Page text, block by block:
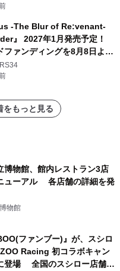
-The Blur of Re:venant-
』 2027年1月発売予定！
ファンディングを8月8日より
をもっと見る
博物館、館内レストラン3店
ューアル 各店舗の詳細を発
物館
ファンブー)』が、スシロ
Racing 初コラボキャン
登場 全国のスシロー店舗で